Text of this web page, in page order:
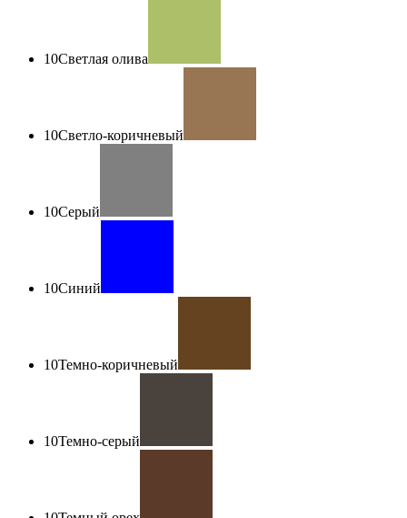
10Светлая олива
10Светло-коричневый
10Серый
10Синий
10Темно-коричневый
10Темно-серый